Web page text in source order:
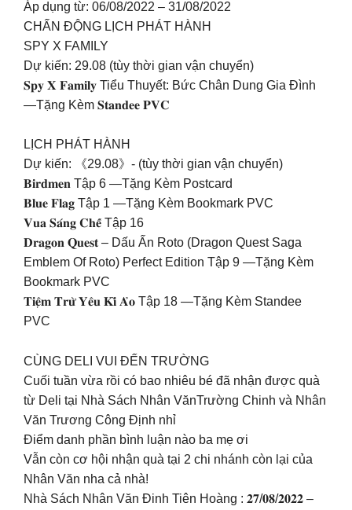
Áp dụng từ: 06/08/2022 – 31/08/2022
CHẤN ĐỘNG LỊCH PHÁT HÀNH
SPY X FAMILY
Dự kiến: 29.08 (tùy thời gian vận chuyển)
𝐒𝐩𝐲 𝐗 𝐅𝐚𝐦𝐢𝐥𝐲 Tiểu Thuyết: Bức Chân Dung Gia Đình
—Tặng Kèm 𝐒𝐭𝐚𝐧𝐝𝐞𝐞 𝐏𝐕𝐂
LỊCH PHÁT HÀNH
Dự kiến: 《29.08》- (tùy thời gian vận chuyển)
𝐁𝐢𝐫𝐝𝐦𝐞𝐧 Tập 6 —Tặng Kèm Postcard
𝐁𝐥𝐮𝐞 𝐅𝐥𝐚𝐠 Tập 1 —Tặng Kèm Bookmark PVC
𝐕𝐮𝐚 𝐒𝐚́𝐧𝐠 𝐂𝐡𝐞̂́ Tập 16
𝐃𝐫𝐚𝐠𝐨𝐧 𝐐𝐮𝐞𝐬𝐭 – Dấu Ấn Roto (Dragon Quest Saga
Emblem Of Roto) Perfect Edition Tập 9 —Tặng Kèm
Bookmark PVC
𝐓𝐢𝐞̣̂𝐦 𝐓𝐫𝐮̛̀ 𝐘𝐞̂𝐮 𝐊𝐢̀ 𝐀̉𝐨 Tập 18 —Tặng Kèm Standee
PVC
CÙNG DELI VUI ĐẾN TRƯỜNG
Cuối tuần vừa rồi có bao nhiêu bé đã nhận được quà
từ Deli tại Nhà Sách Nhân VănTrường Chinh và Nhân
Văn Trương Công Định nhỉ
Điểm danh phần bình luận nào ba mẹ ơi
Vẫn còn cơ hội nhận quà tại 2 chi nhánh còn lại của
Nhân Văn nha cả nhà!
Nhà Sách Nhân Văn Đinh Tiên Hoàng : 𝟐𝟕/𝟎𝟖/𝟐𝟎𝟐𝟐 –